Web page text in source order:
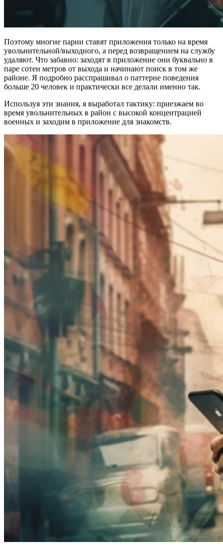
Поэтому многие парни ставят приложения только на время
увольнительной/выходного, а перед возвращением на службу
удаляют. Что забавно: заходят в приложение они буквально в
паре сотен метров от выхода и начинают поиск в том же
районе. Я подробно расспрашивал о паттерне поведения
больше 20 человек и практически все делали именно так.
Используя эти знания, я выработал тактику: приезжаем во
время увольнительных в район с высокой концентрацией
военных и заходим в приложение для знакомств.